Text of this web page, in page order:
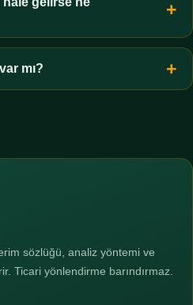
süreyi ölçün ve gerekirse
ücretsiz danışma hatları
bir adımdır.
mı?
sözlüğü, analiz yöntemi ve
Ticari yönlendirme barındırmaz.